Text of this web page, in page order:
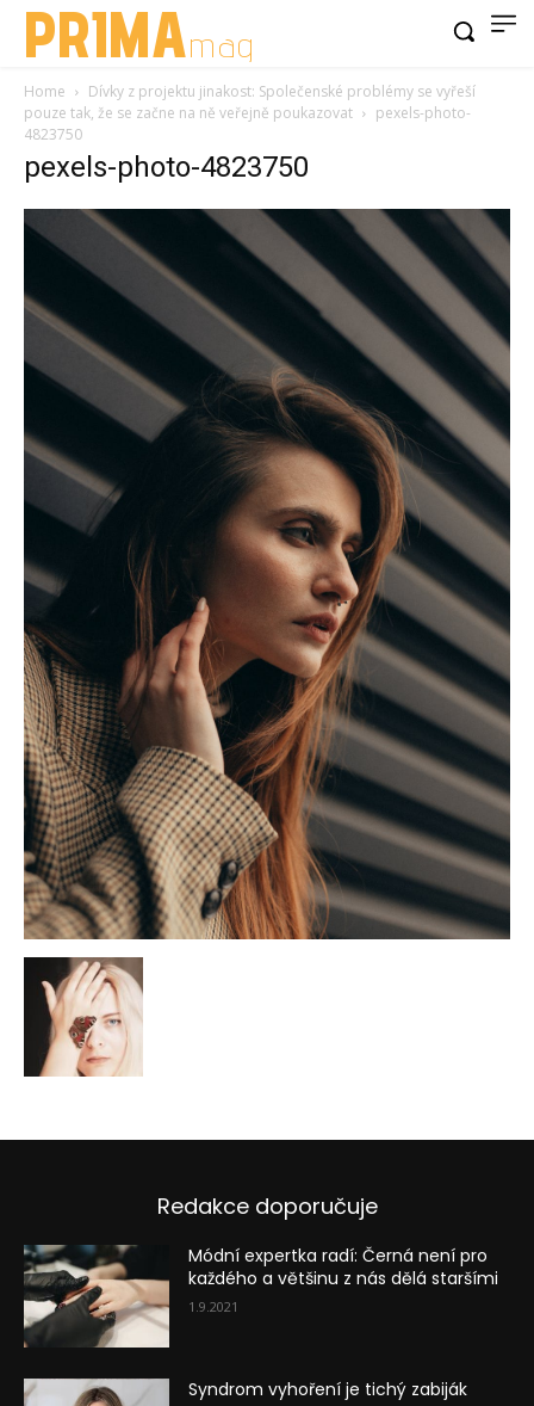
PRIMAmag
Home
Dívky z projektu jinakost: Společenské problémy se vyřeší
pouze tak, že se začne na ně veřejně poukazovat
pexels-photo-
4823750
pexels-photo-4823750
Redakce doporučuje
Módní expertka radí: Černá není pro
každého a většinu z nás dělá staršími
1.9.2021
Syndrom vyhoření je tichý zabiják